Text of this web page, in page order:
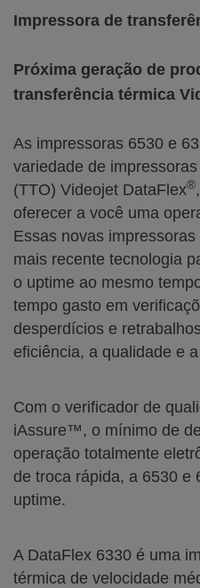
Impressora de
Próxima geração de
transferência térmica
As impressoras 6530 e
variedade de
(TTO) Videojet DataFlex®
oferecer a você uma
Essas novas
mais recente tecnologia
o uptime ao mesmo
tempo gasto em
desperdícios e
eficiência, a qualidade e
Com o verificador de
iAssure™, o mínimo de
operação totalmente
de troca rápida, a 6530 e
uptime.
A DataFlex 6330 é uma
térmica de velocidade